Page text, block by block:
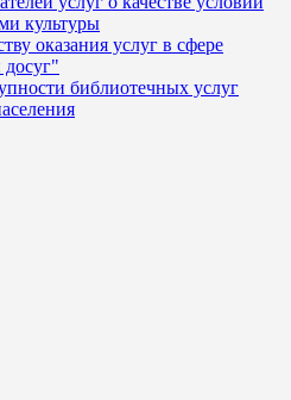
культуры
оказания услуг в сфере
библиотечных услуг